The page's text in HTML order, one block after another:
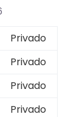
Privado
Privado
Privado
Privado